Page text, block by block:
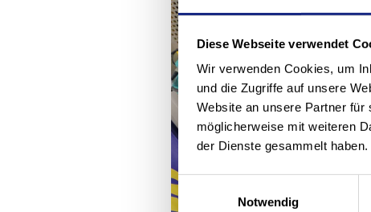
Diese Webseite verwendet
Wir verwenden Cookies, um
und die Zugriffe auf unsere
Website an unsere Partner für
möglicherweise mit weiteren
der Dienste gesammelt haben.
Einwilligungsauswahl
Notwendig